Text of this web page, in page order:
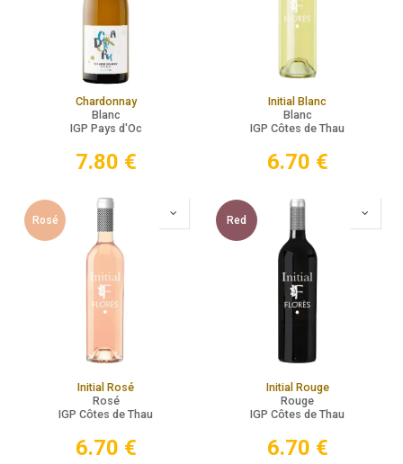
Chardonnay
Blanc
IGP Pays d'Oc
7.80 €
Initial Blanc
Blanc
IGP Côtes de Thau
6.70 €
Rosé
Initial Rosé
Rosé
IGP Côtes de Thau
6.70 €
Red
Initial Rouge
Rouge
IGP Côtes de Thau
6.70 €